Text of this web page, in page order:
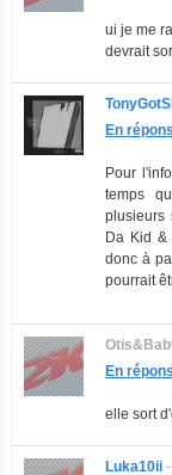
ui je me
devrait
En
Pour
temps
plusieurs
Da Kid &
donc à
pourrait
En
elle sort
Luka10ii-